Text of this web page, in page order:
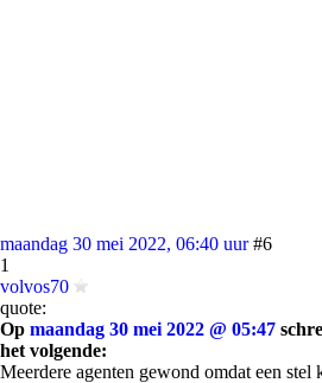
maandag 30 mei 2022, 06:40 uur #6
1
volvos70
quote:
Op maandag 30 mei 2022 @ 05:47
het volgende:
Meerdere agenten gewond omdat een stel